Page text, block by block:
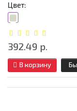
Цвет:
392.49 р.
В корзину